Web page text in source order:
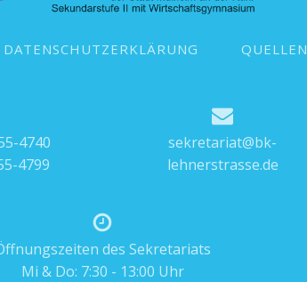
DATENSCHUTZERKLÄRUNG QUELLEN
4740
4799
sekretariat@bk-
lehnerstrasse.de
des Sekretariats
Mi & Do: 7:30 - 13:00 Uhr